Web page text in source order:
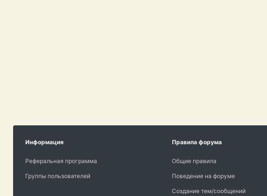
Информация
Реферальная программа
Группы пользователей
Правила форума
Общие правила
Поведение на форуме
Создание тем/сообщений